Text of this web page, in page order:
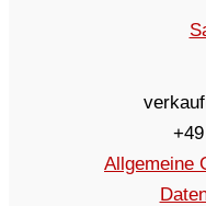
Allgemeine